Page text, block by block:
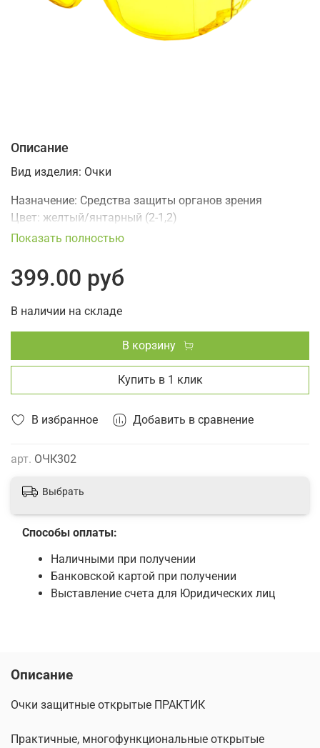
В избранное Добавить в сравнение
арт. ОЧК302
Описание
Вид изделия: Очки
Назначение: Средства защиты органов зрения
Цвет: желтый/янтарный (2-1,2)
Конструктивные особенности:
Материал: Поликарбонат
Бренд: Еланпласт
Серия:
Показать полностью
399.00 руб
В наличии на складе
В корзину
Купить в 1 клик
Выбрать
Способы оплаты:
Наличными при получении
Банковской картой при получении
Выставление счета для Юридических лиц
Описание
Очки защитные открытые ПРАКТИК
Практичные, многофункциональные открытые